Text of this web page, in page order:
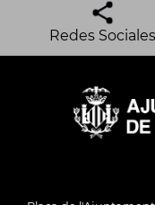
Redes Sociales